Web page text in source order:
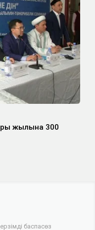
жылына 300
баспасөз